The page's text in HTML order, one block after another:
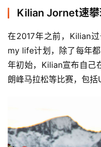
Kilian Jornet速攀
在2017年之前，Kilian
my life计划，除了每年
年初始，Kilian宣布自己
朗峰马拉松等比赛，包括